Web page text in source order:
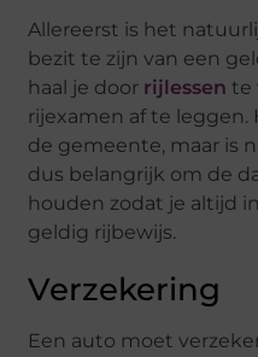
Allereerst is het
bezit te zijn van een
haal je door rijlessen te
rijexamen af te leggen.
de gemeente, maar is
dus belangrijk om de
houden zodat je altijd
geldig rijbewijs.
Verzekering
Een auto moet